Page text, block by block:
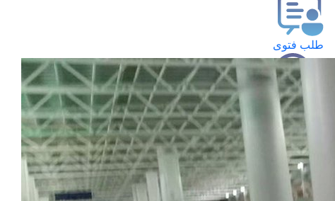
طلب فتوى
استعلام عن فتوى
حجز موعد